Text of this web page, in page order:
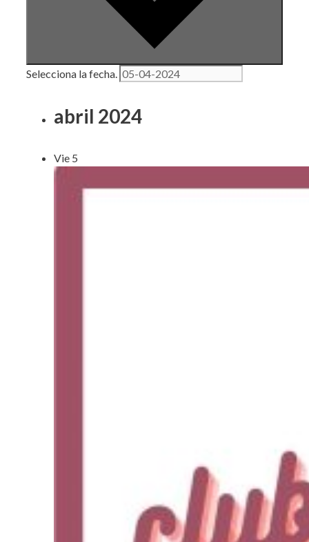
Selecciona la fecha.
abril 2024
Vie 5